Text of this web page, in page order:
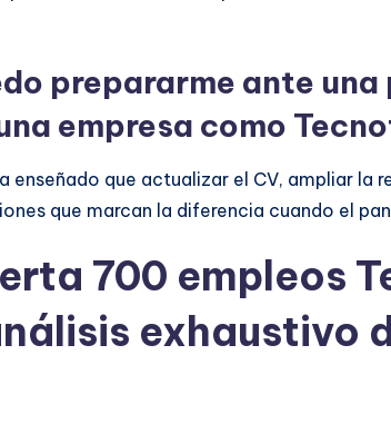
prepararme ante
empresa como
enseñado que actualizar el CV, ampliar la
que marcan la diferencia cuando el
700 empleos
exhaustivo